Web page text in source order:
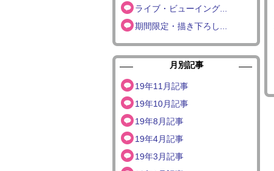
ライブ・ビューイング...
期間限定・描き下ろし...
月別記事
19年11月記事
19年10月記事
19年8月記事
19年4月記事
19年3月記事